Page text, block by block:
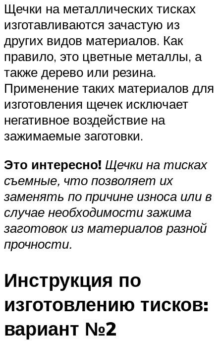
Щечки на металлических тисках
изготавливаются зачастую из
других видов материалов. Как
правило, это цветные металлы, а
также дерево или резина.
Применение таких материалов для
изготовления щечек исключает
негативное воздействие на
зажимаемые заготовки.
Это интересно! Щечки на тисках
съемные, что позволяет их
заменять по причине износа или в
случае необходимости зажима
заготовок из материалов разной
прочности.
Инструкция по
изготовлению тисков:
вариант №2